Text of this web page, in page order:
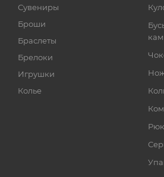
Сувениры
Броши
Браслеты
Брелоки
Игрушки
Колье